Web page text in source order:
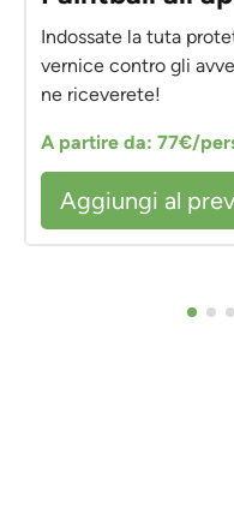
Indossate la tuta
vernice contro gli
ne riceverete!
A partire da: 77€/
Aggiungi al